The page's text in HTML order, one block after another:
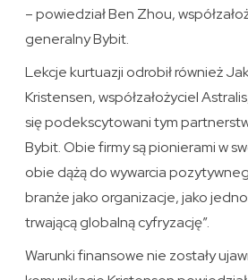
– powiedział Ben Zhou,
generalny Bybit.
Lekcje kurtuazji odrobił również
Kristensen, współzałożyciel
się podekscytowani tym
Bybit. Obie firmy są pionierami w
obie dążą do wywarcia
branże jako organizacje, jako
trwającą globalną cyfryzację”.
Warunki finansowe nie zostały